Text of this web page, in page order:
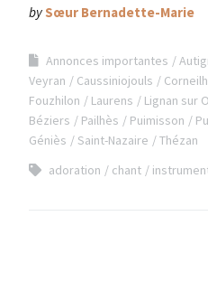
bySœur Bernadette-Marie
Annonces importantes
Veyran
Caussiniojouls
Fouzhilon
Laurens Lignan sur
Béziers
Pailhès Puimisson
Géniès
Saint-Nazaire
Thézan
adoration
chant